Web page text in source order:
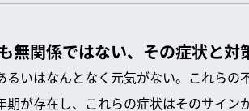
無関係ではない、その症状と対
いはなんとなく元気がない。これらの
が存在し、これらの症状はそのサイン